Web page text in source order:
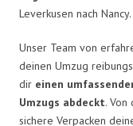
Leverkusen nach Nancy.
Unser Team von
deinen Umzug
dir einen
Umzugs abdeckt.
sichere Verpacken